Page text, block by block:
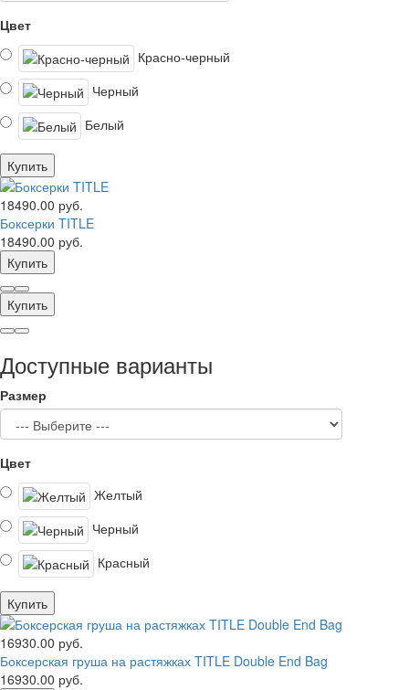
Цвет
Красно-черный
Черный
Белый
Купить
18490.00 руб.
Боксерки TITLE
18490.00 руб.
Купить
Купить
Доступные варианты
Размер
Цвет
Желтый
Черный
Красный
Купить
16930.00 руб.
Боксерская груша на растяжках TITLE Double End Bag
16930.00 руб.